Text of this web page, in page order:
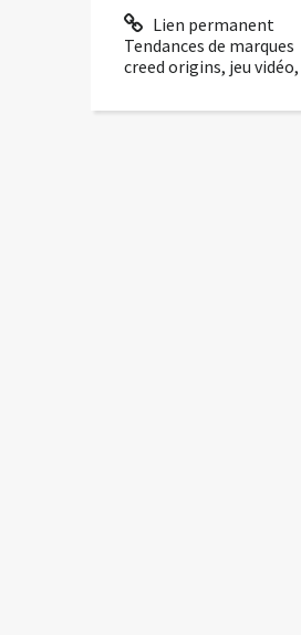
Lien permanent
Tendances de marques
creed origins, jeu vidéo,